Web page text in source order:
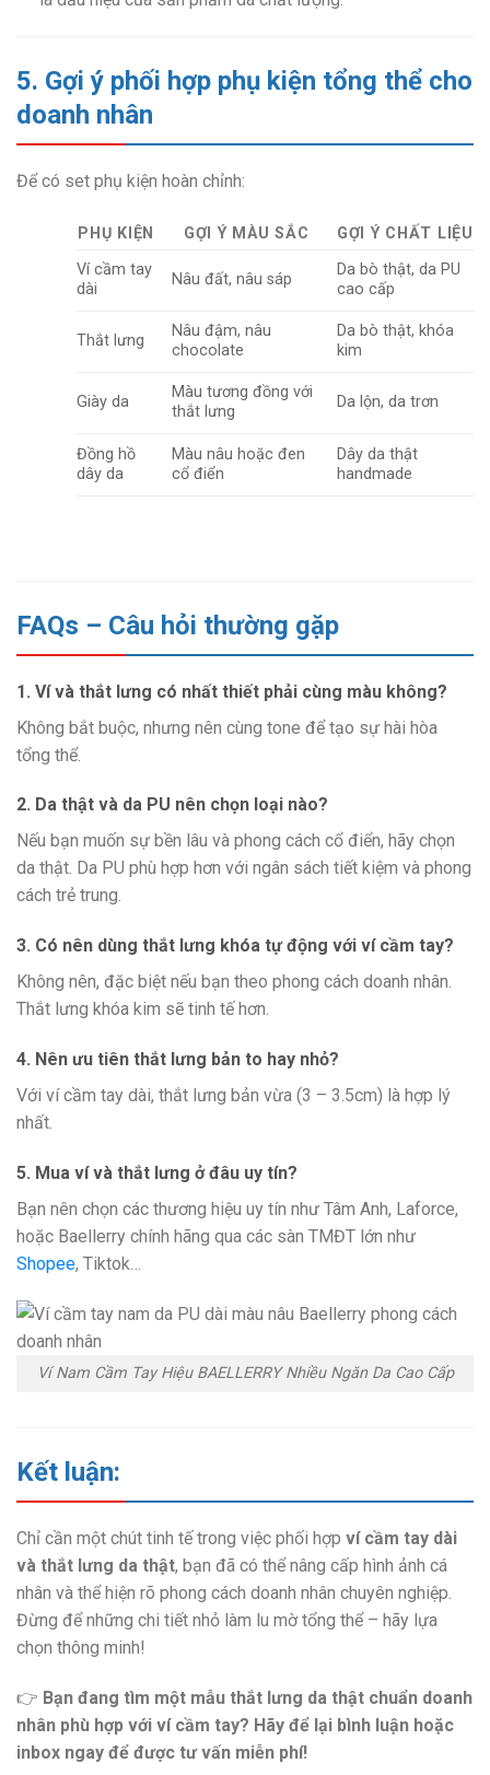
5. Gợi ý phối hợp phụ kiện tổng thể cho
doanh nhân
Để có set phụ kiện hoàn chỉnh:
PHỤ KIỆN GỢI Ý MÀU SẮC
GỢI Ý CHẤT LIỆU
Ví cầm tay
dài
Nâu đất, nâu sáp
Da bò thật, da PU
cao cấp
Thắt lưng
Nâu đậm, nâu
chocolate
Da bò thật, khóa
kim
Giày da
Màu tương đồng với
thắt lưng
Da lộn, da trơn
Đồng hồ
dây da
Màu nâu hoặc đen
cổ điển
Dây da thật
handmade
FAQs – Câu hỏi thường gặp
1. Ví và thắt lưng có nhất thiết phải cùng màu không?
Không bắt buộc, nhưng nên cùng tone để tạo sự hài hòa
tổng thể.
2. Da thật và da PU nên chọn loại nào?
Nếu bạn muốn sự bền lâu và phong cách cổ điển, hãy chọn
da thật. Da PU phù hợp hơn với ngân sách tiết kiệm và phong
cách trẻ trung.
3. Có nên dùng thắt lưng khóa tự động với ví cầm tay?
Không nên, đặc biệt nếu bạn theo phong cách doanh nhân.
Thắt lưng khóa kim sẽ tinh tế hơn.
4. Nên ưu tiên thắt lưng bản to hay nhỏ?
Với ví cầm tay dài, thắt lưng bản vừa (3 – 3.5cm) là hợp lý
nhất.
5. Mua ví và thắt lưng ở đâu uy tín?
Bạn nên chọn các thương hiệu uy tín như Tâm Anh, Laforce,
hoặc Baellerry chính hãng qua các sàn TMĐT lớn như
Shopee, Tiktok…
Ví Nam Cầm Tay Hiệu BAELLERRY Nhiều Ngăn Da Cao Cấp
Kết luận:
Chỉ cần một chút tinh tế trong việc phối hợp ví cầm tay dài
và thắt lưng da thật, bạn đã có thể nâng cấp hình ảnh cá
nhân và thể hiện rõ phong cách doanh nhân chuyên nghiệp.
Đừng để những chi tiết nhỏ làm lu mờ tổng thể – hãy lựa
chọn thông minh!
👉 Bạn đang tìm một mẫu thắt lưng da thật chuẩn doanh
nhân phù hợp với ví cầm tay? Hãy để lại bình luận hoặc
inbox ngay để được tư vấn miễn phí!